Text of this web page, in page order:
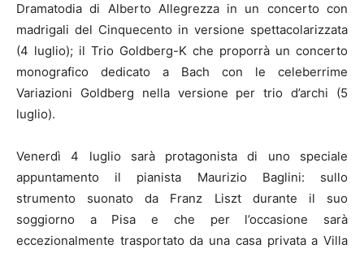
Dramatodia di Alberto Allegrezza in un concerto con
madrigali del Cinquecento in versione spettacolarizzata
(4 luglio); il Trio Goldberg-K che proporrà un concerto
monografico dedicato a Bach con le celeberrime
Variazioni Goldberg nella versione per trio d’archi (5
luglio).
Venerdì 4 luglio sarà protagonista di uno speciale
appuntamento il pianista Maurizio Baglini: sullo
strumento suonato da Franz Liszt durante il suo
soggiorno a Pisa e che per l’occasione sarà
eccezionalmente trasportato da una casa privata a Villa